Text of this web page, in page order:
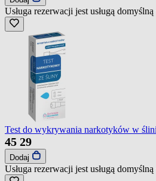
Usługa rezerwacji jest usługą domyślną
Test do wykrywania narkotyków w
45 29
Dodaj
Usługa rezerwacji jest usługą domyślną